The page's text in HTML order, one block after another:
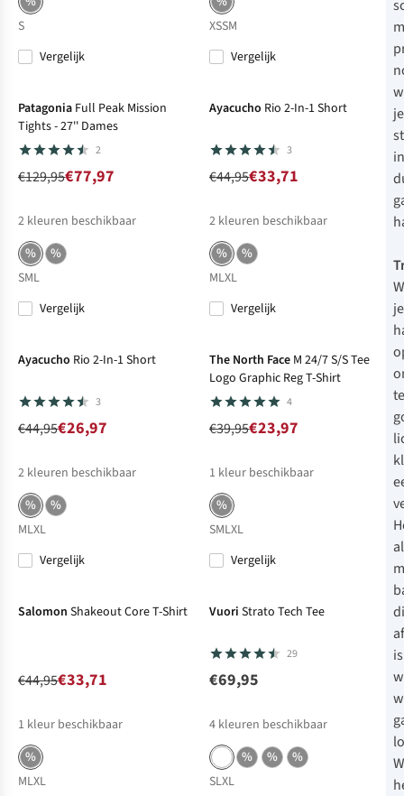
S
Vergelijk
XSSM
Vergelijk
Patagonia Full Peak Mission
Tights - 27'' Dames
2
€129,95€77,97
2 kleuren beschikbaar
%
%
SML
Vergelijk
Ayacucho Rio 2-In-1 Short
3
€44,95€33,71
2 kleuren beschikbaar
%
%
MLXL
Vergelijk
Ayacucho Rio 2-In-1 Short
3
€44,95€26,97
2 kleuren beschikbaar
%
%
MLXL
Vergelijk
The North Face M 24/7 S/S Tee
Logo Graphic Reg T-Shirt
4
€39,95€23,97
1 kleur beschikbaar
%
SMLXL
Vergelijk
Salomon Shakeout Core T-Shirt
€44,95€33,71
1 kleur beschikbaar
%
MLXL
Vuori Strato Tech Tee
29
€69,95
4 kleuren beschikbaar
%
%
%
SLXL